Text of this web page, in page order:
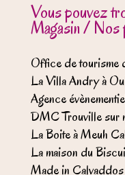
Vous pouvez
Magasin / Nos
Office de tourisme
La Villa Andry à
Agence
DMC Trouville sur
La Boite à Meuh
La maison du
Made in Calvaddos